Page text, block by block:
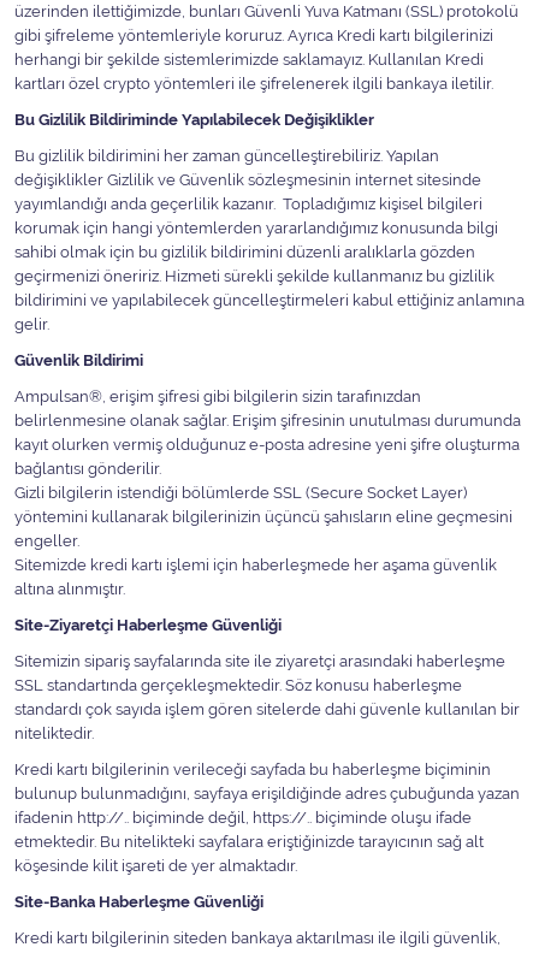
üzerinden ilettiğimizde, bunları Güvenli Yuva Katmanı (SSL) protokolü
gibi şifreleme yöntemleriyle koruruz. Ayrıca Kredi kartı bilgilerinizi
herhangi bir şekilde sistemlerimizde saklamayız. Kullanılan Kredi
kartları özel crypto yöntemleri ile şifrelenerek ilgili bankaya iletilir.
Bu Gizlilik Bildiriminde Yapılabilecek Değişiklikler
Bu gizlilik bildirimini her zaman güncelleştirebiliriz. Yapılan
değişiklikler Gizlilik ve Güvenlik sözleşmesinin internet sitesinde
yayımlandığı anda geçerlilik kazanır. Topladığımız kişisel bilgileri
korumak için hangi yöntemlerden yararlandığımız konusunda bilgi
sahibi olmak için bu gizlilik bildirimini düzenli aralıklarla gözden
geçirmenizi öneririz. Hizmeti sürekli şekilde kullanmanız bu gizlilik
bildirimini ve yapılabilecek güncelleştirmeleri kabul ettiğiniz anlamına
gelir.
Güvenlik Bildirimi
Ampulsan®, erişim şifresi gibi bilgilerin sizin tarafınızdan
belirlenmesine olanak sağlar. Erişim şifresinin unutulması durumunda
kayıt olurken vermiş olduğunuz e-posta adresine yeni şifre oluşturma
bağlantısı gönderilir.
Gizli bilgilerin istendiği bölümlerde SSL (Secure Socket Layer)
yöntemini kullanarak bilgilerinizin üçüncü şahısların eline geçmesini
engeller.
Sitemizde kredi kartı işlemi için haberleşmede her aşama güvenlik
altına alınmıştır.
Site-Ziyaretçi Haberleşme Güvenliği
Sitemizin sipariş sayfalarında site ile ziyaretçi arasındaki haberleşme
SSL standartında gerçekleşmektedir. Söz konusu haberleşme
standardı çok sayıda işlem gören sitelerde dahi güvenle kullanılan bir
niteliktedir.
Kredi kartı bilgilerinin verileceği sayfada bu haberleşme biçiminin
bulunup bulunmadığını, sayfaya erişildiğinde adres çubuğunda yazan
ifadenin http://.. biçiminde değil, https://.. biçiminde oluşu ifade
etmektedir. Bu nitelikteki sayfalara eriştiğinizde tarayıcının sağ alt
köşesinde kilit işareti de yer almaktadır.
Site-Banka Haberleşme Güvenliği
Kredi kartı bilgilerinin siteden bankaya aktarılması ile ilgili güvenlik,